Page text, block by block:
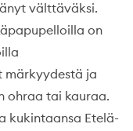
välttäväksi.
on
märkyydestä ja
ohraa tai kauraa.
kukintaansa Etelä-